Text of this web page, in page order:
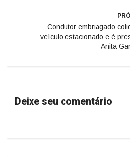
Condutor embriagado
veículo estacionado e é
Anita
Deixe seu comentário